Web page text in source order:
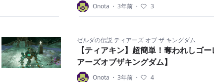
Onota ・ 3年前 ・ 3
ゼルダの伝説 ティアーズ オブ ザ キングダム
【ティアキン】超簡単！奪われしゴ
アーズオブザキングダム】
Onota ・ 3年前 ・ 4